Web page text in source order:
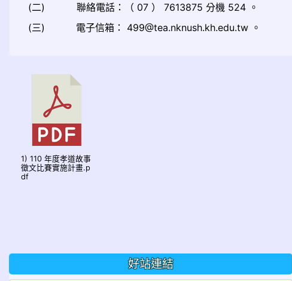
(二)
聯絡電話：（ 07 ） 7613875 分機 524 。
(三)
電子信箱： 499@tea.nknush.kh.edu.tw 。
1) 110 年度孝道故事
徵文比賽實施計畫.p
df
好站連結